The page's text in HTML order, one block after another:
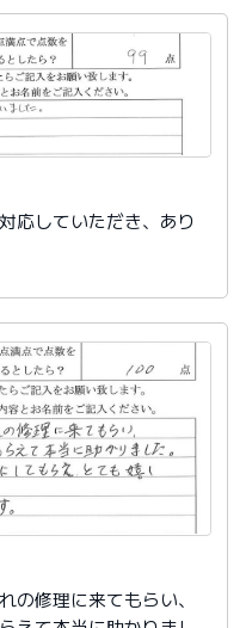
応していただき、あり
の修理に来てもらい、